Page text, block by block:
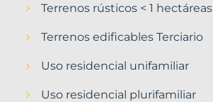
Terrenos rústicos < 1 hectáreas
Terrenos edificables Terciario
Uso residencial unifamiliar
Uso residencial plurifamiliar